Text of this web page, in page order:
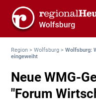
Region >Wolfsburg >Wolfsburg:
eingeweiht
Neue WMG-
"Forum